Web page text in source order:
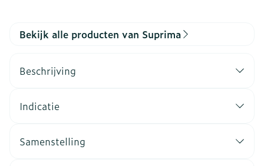
Bekijk alle producten van Suprima
Beschrijving
Indicatie
Samenstelling